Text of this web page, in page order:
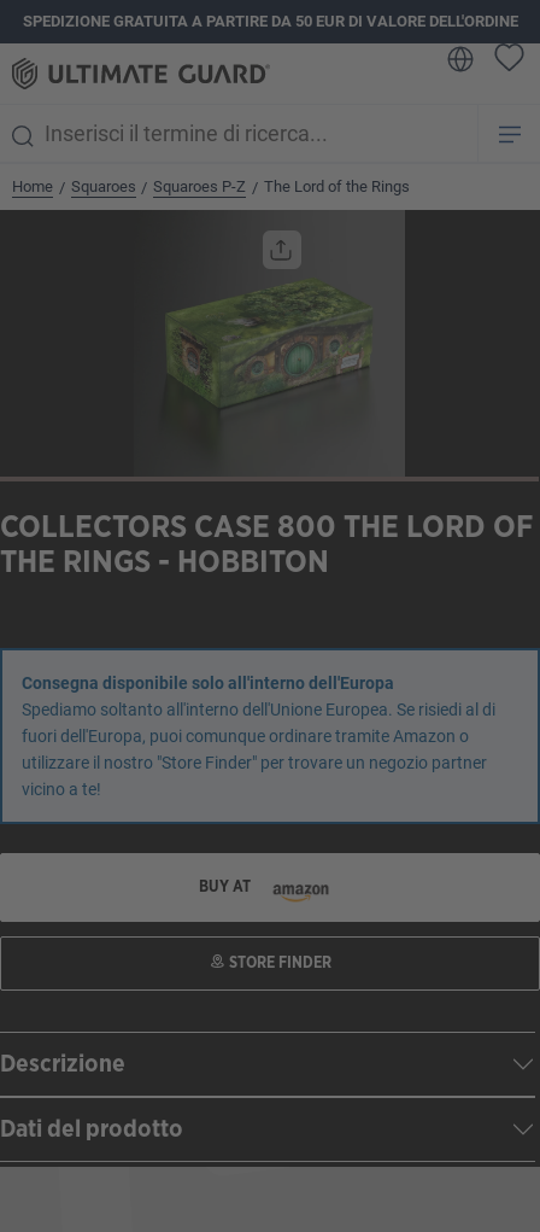
principale
SPEDIZIONE GRATUITA A PARTIRE DA 50 EUR DI VALORE DELL'ORDINE
Home / Squaroes / Squaroes P-Z / The Lord of the Rings
COLLECTORS CASE 800 THE LORD OF
THE RINGS - HOBBITON
Consegna disponibile solo all'interno dell'Europa
Spediamo soltanto all'interno dell'Unione Europea. Se risiedi al di
fuori dell'Europa, puoi comunque ordinare tramite Amazon o
utilizzare il nostro "Store Finder" per trovare un negozio partner
vicino a te!
BUY AT
STORE FINDER
Descrizione
Dati del prodotto